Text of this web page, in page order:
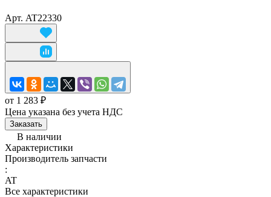
Арт. AT22330
от 1 283 ₽
Цена указана без учета НДС
Заказать
В наличии
Характеристики
Производитель запчасти
:
AT
Все характеристики